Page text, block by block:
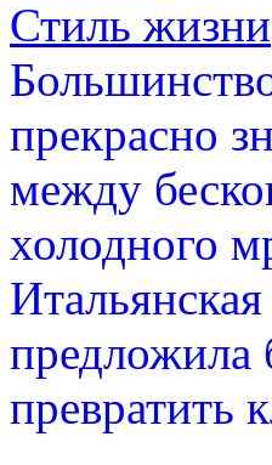
Стиль жизни
прекрасно
между
холодного
предложила
превратить